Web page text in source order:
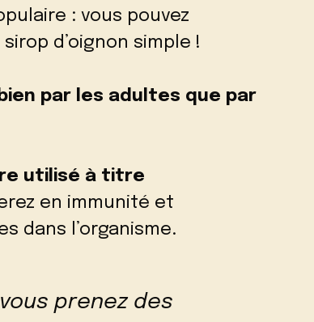
: vous pouvez
d’oignon simple !
par les adultes que par
utilisé à titre
en immunité et
dans l’organisme.
prenez des